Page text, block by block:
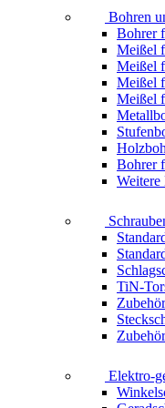
Bohren
Bohrer
Meißel
Meißel
Meißel
Meißel
Bohrer
Weitere
TiN-
Elektro-